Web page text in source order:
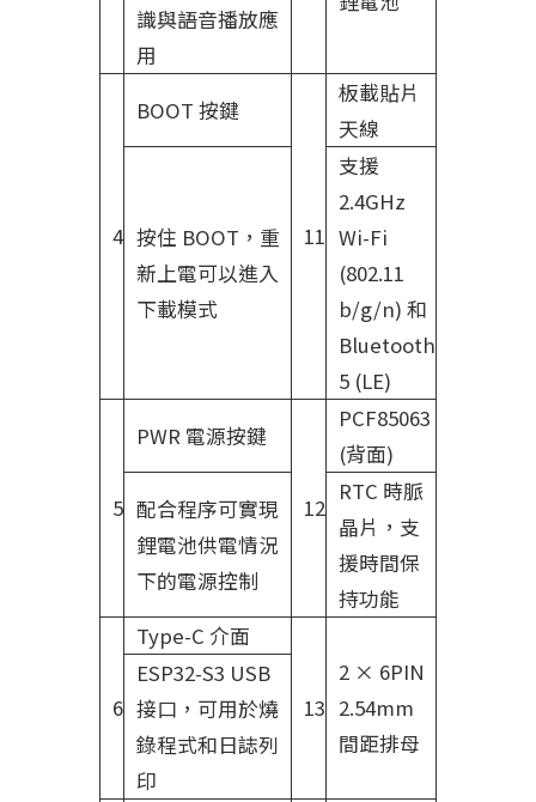
識與語音播放應
用
4
BOOT 按鍵
11
板載貼片
天線
按住 BOOT，重
新上電可以進入
下載模式
支援
2.4GHz
Wi-Fi
(802.11
b/g/n) 和
Bluetooth
5 (LE)
5
PWR 電源按鍵
12
PCF85063
(背面)
配合程序可實現
鋰電池供電情況
下的電源控制
RTC 時脈
晶片，支
援時間保
持功能
6
Type-C 介面
13
2 × 6PIN
2.54mm
間距排母
ESP32-S3 USB
接口，可用於燒
錄程式和日誌列
印